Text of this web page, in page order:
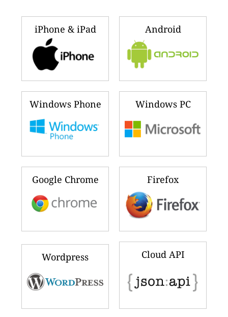
iPhone & iPad Android
Windows Phone Windows PC
Google Chrome Firefox
Wordpress Cloud API